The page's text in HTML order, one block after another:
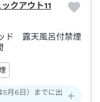
クアウト11
ド 露天風呂付禁煙
月6日）までに出